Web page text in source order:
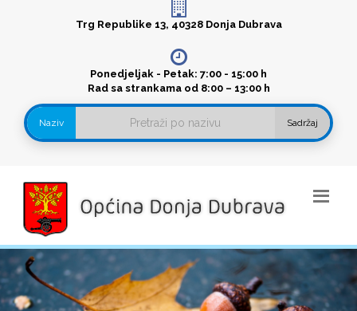
Trg Republike 13, 40328 Donja Dubrava
Ponedjeljak - Petak: 7:00 - 15:00 h
Rad sa strankama od 8:00 – 13:00 h
Naziv Sadržaj